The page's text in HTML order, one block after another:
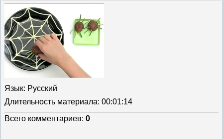
Язык: Русский
Длительность материала: 00:01:14
Всего комментариев: 0